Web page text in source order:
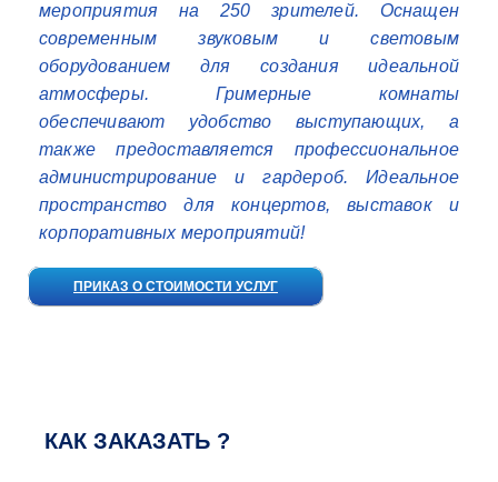
мероприятия на 250 зрителей. Оснащен
современным звуковым и световым
оборудованием для создания идеальной
атмосферы. Гримерные комнаты
обеспечивают удобство выступающих, а
также предоставляется профессиональное
администрирование и гардероб. Идеальное
пространство для концертов, выставок и
корпоративных мероприятий!
ПРИКАЗ О СТОИМОСТИ УСЛУГ
КАК ЗАКАЗАТЬ ?